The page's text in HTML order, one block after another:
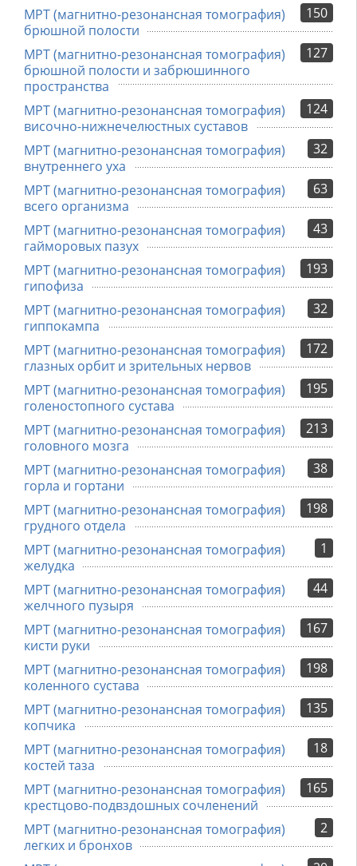
150
МРТ (магнитно-резонансная томография)
брюшной полости
127
МРТ (магнитно-резонансная томография)
брюшной полости и забрюшинного
пространства
124
МРТ (магнитно-резонансная томография)
височно-нижнечелюстных суставов
32
МРТ (магнитно-резонансная томография)
внутреннего уха
63
МРТ (магнитно-резонансная томография)
всего организма
43
МРТ (магнитно-резонансная томография)
гайморовых пазух
193
МРТ (магнитно-резонансная томография)
гипофиза
32
МРТ (магнитно-резонансная томография)
гиппокампа
172
МРТ (магнитно-резонансная томография)
глазных орбит и зрительных нервов
195
МРТ (магнитно-резонансная томография)
голеностопного сустава
213
МРТ (магнитно-резонансная томография)
головного мозга
38
МРТ (магнитно-резонансная томография)
горла и гортани
198
МРТ (магнитно-резонансная томография)
грудного отдела
1
МРТ (магнитно-резонансная томография)
желудка
44
МРТ (магнитно-резонансная томография)
желчного пузыря
167
МРТ (магнитно-резонансная томография)
кисти руки
198
МРТ (магнитно-резонансная томография)
коленного сустава
135
МРТ (магнитно-резонансная томография)
копчика
18
МРТ (магнитно-резонансная томография)
костей таза
165
МРТ (магнитно-резонансная томография)
крестцово-подвздошных сочленений
2
МРТ (магнитно-резонансная томография)
легких и бронхов